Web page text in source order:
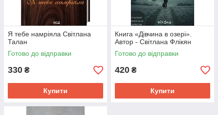
Я тебе намріяла Світлана
Талан
Готово до відправки
330 ₴
Купити
Книга «Дівчина в озері».
Автор - Світлана Флікян
Готово до відправки
420 ₴
Купити